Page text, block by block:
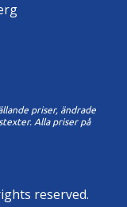
priser, ändrade
Alla priser på
reserved.